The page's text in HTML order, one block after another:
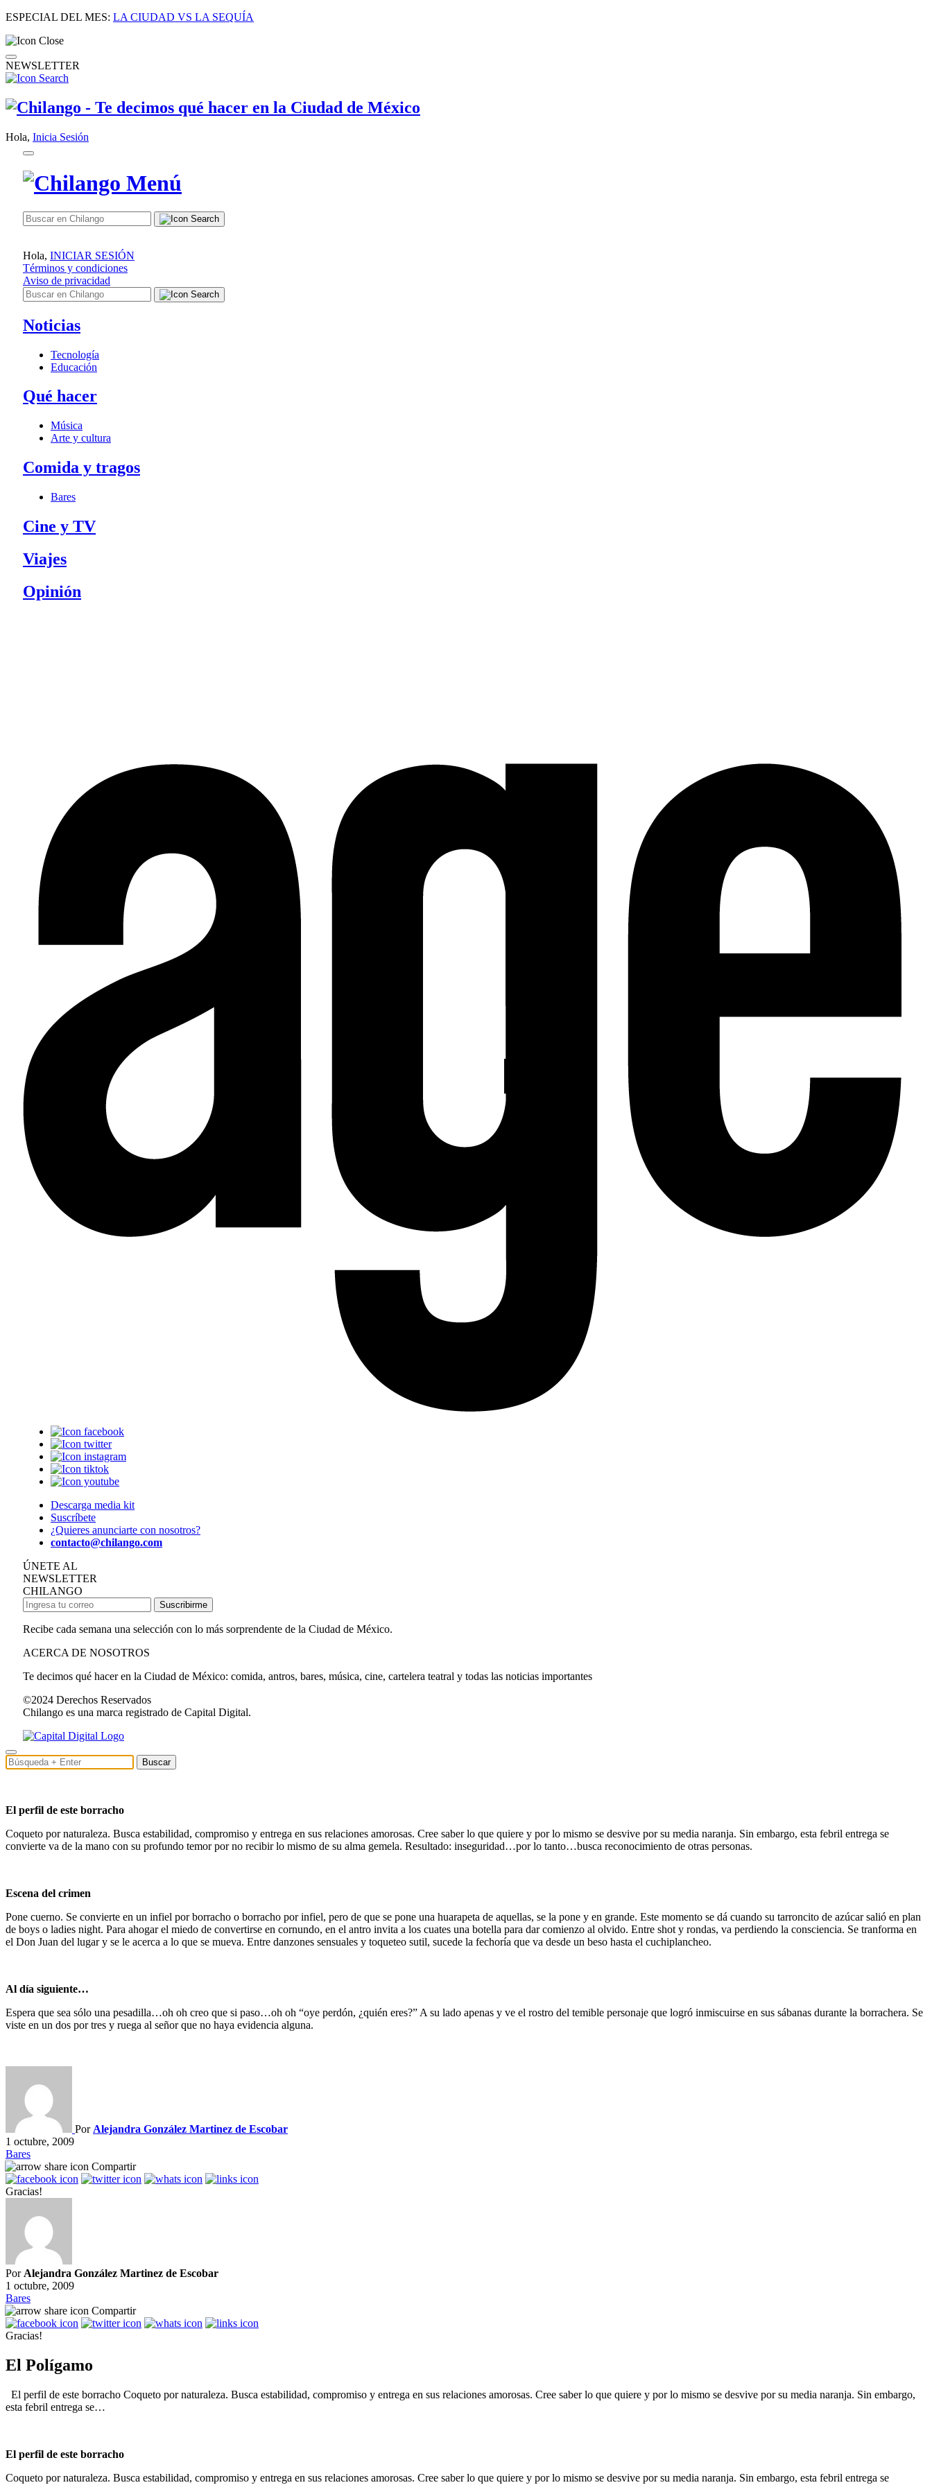
ESPECIAL DEL MES: LA CIUDAD VS LA SEQUÍA
NEWSLETTER
Hola, Inicia Sesión
Hola, INICIAR SESIÓN
Términos y condiciones
Aviso de privacidad
Noticias
Tecnología
Educación
Qué hacer
Música
Arte y cultura
Comida y tragos
Bares
Cine y TV
Viajes
Opinión
Descarga media kit
Suscríbete
¿Quieres anunciarte con nosotros?
contacto@chilango.com
ÚNETE AL
NEWSLETTER
CHILANGO
Suscribirme
Recibe cada semana una selección con lo más sorprendente de la Ciudad de México.
ACERCA DE NOSOTROS
Te decimos qué hacer en la Ciudad de México: comida, antros, bares, música, cine, cartelera teatral y todas las noticias importantes
©2024 Derechos Reservados
Chilango es una marca registrado de Capital Digital.
Buscar
El perfil de este borracho
Coqueto por naturaleza. Busca estabilidad, compromiso y entrega en sus relaciones amorosas. Cree saber lo que quiere y por lo mismo se desvive por su media naranja. Sin embargo, esta febril entrega se
convierte va de la mano con su profundo temor por no recibir lo mismo de su alma gemela. Resultado: inseguridad…por lo tanto…busca reconocimiento de otras personas.
Escena del crimen
Pone cuerno. Se convierte en un infiel por borracho o borracho por infiel, pero de que se pone una huarapeta de aquellas, se la pone y en grande. Este momento se dá cuando su tarroncito de azúcar salió en plan
de boys o ladies night. Para ahogar el miedo de convertirse en cornundo, en el antro invita a los cuates una botella para dar comienzo al olvido. Entre shot y rondas, va perdiendo la consciencia. Se tranforma en
el Don Juan del lugar y se le acerca a lo que se mueva. Entre danzones sensuales y toqueteo sutil, sucede la fechoría que va desde un beso hasta el cuchiplancheo.
Al día siguiente…
Espera que sea sólo una pesadilla…oh oh creo que si paso…oh oh “oye perdón, ¿quién eres?” A su lado apenas y ve el rostro del temible personaje que logró inmiscuirse en sus sábanas durante la borrachera. Se
viste en un dos por tres y ruega al señor que no haya evidencia alguna.
Por Alejandra González Martinez de Escobar
1 octubre, 2009
Bares
Compartir
Gracias!
Por Alejandra González Martinez de Escobar
1 octubre, 2009
Bares
Compartir
Gracias!
El Polígamo
El perfil de este borracho Coqueto por naturaleza. Busca estabilidad, compromiso y entrega en sus relaciones amorosas. Cree saber lo que quiere y por lo mismo se desvive por su media naranja. Sin embargo,
esta febril entrega se…
El perfil de este borracho
Coqueto por naturaleza. Busca estabilidad, compromiso y entrega en sus relaciones amorosas. Cree saber lo que quiere y por lo mismo se desvive por su media naranja. Sin embargo, esta febril entrega se